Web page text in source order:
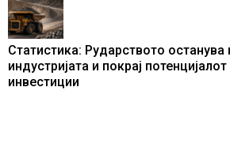
Статистика: Рударството останува
индустријата и покрај
инвестиции